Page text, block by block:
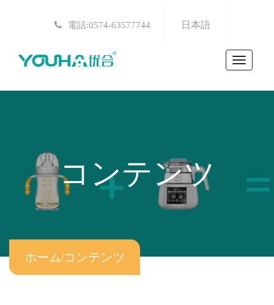
電話:0574-63577744 日本語
Toggle
コンテンツ
ホーム/コンテンツ